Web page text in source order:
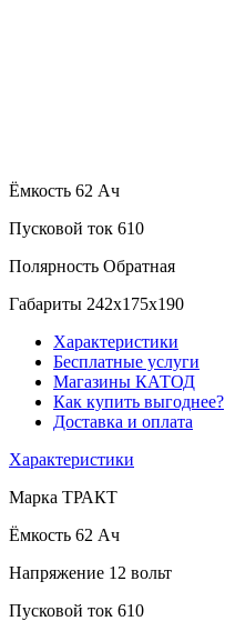
Ёмкость 62 Ач
Пусковой ток 610
Полярность Обратная
Габариты 242x175x190
Характеристики
Бесплатные услуги
Магазины КАТОД
Как купить выгоднее?
Доставка и оплата
Характеристики
Марка ТРАКТ
Ёмкость 62 Ач
Напряжение 12 вольт
Пусковой ток 610